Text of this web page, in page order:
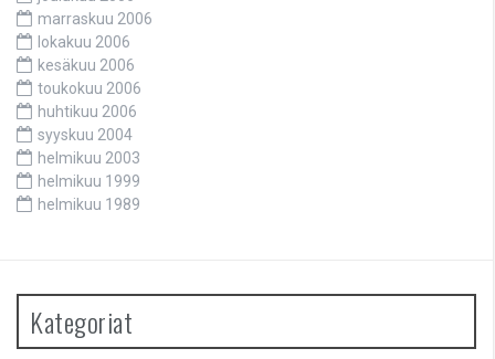
marraskuu 2006
lokakuu 2006
kesäkuu 2006
toukokuu 2006
huhtikuu 2006
syyskuu 2004
helmikuu 2003
helmikuu 1999
helmikuu 1989
Kategoriat